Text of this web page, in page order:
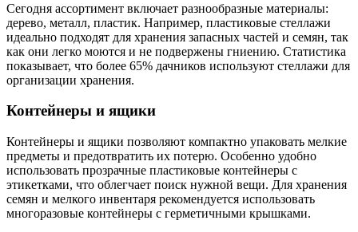
Сегодня ассортимент включает разнообразные материалы:
дерево, металл, пластик. Например, пластиковые стеллажи
идеально подходят для хранения запасных частей и семян, так
как они легко моются и не подвержены гниению. Статистика
показывает, что более 65% дачников используют стеллажи для
организации хранения.
Контейнеры и ящики
Контейнеры и ящики позволяют компактно упаковать мелкие
предметы и предотвратить их потерю. Особенно удобно
использовать прозрачные пластиковые контейнеры с
этикетками, что облегчает поиск нужной вещи. Для хранения
семян и мелкого инвентаря рекомендуется использовать
многоразовые контейнеры с герметичными крышками.